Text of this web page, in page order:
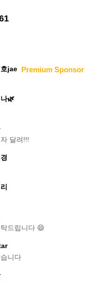
jae Premium Sponsor
🌿
달려!!!
드립니다 😄
니다